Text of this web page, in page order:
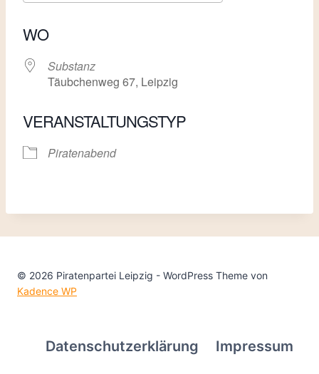
WO
Substanz
Täubchenweg 67, Leipzig
VERANSTALTUNGSTYP
Piratenabend
© 2026 Piratenpartei Leipzig - WordPress Theme von
Kadence WP
Datenschutzerklärung Impressum